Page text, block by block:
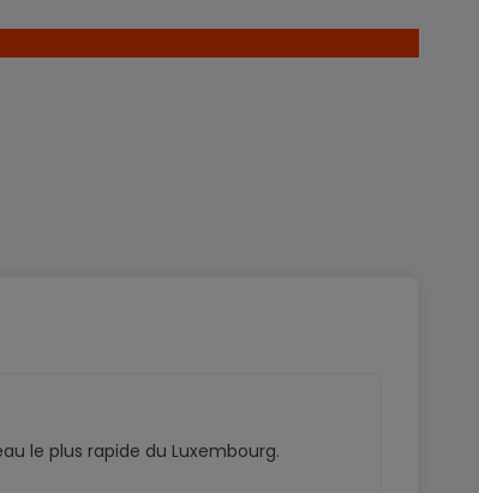
le plus rapide du Luxembourg.